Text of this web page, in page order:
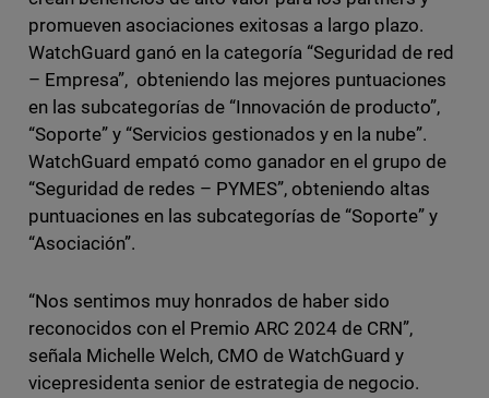
promueven asociaciones exitosas a largo plazo.
WatchGuard ganó en la categoría “Seguridad de red
– Empresa”, obteniendo las mejores puntuaciones
en las subcategorías de “Innovación de producto”,
“Soporte” y “Servicios gestionados y en la nube”.
WatchGuard empató como ganador en el grupo de
“Seguridad de redes – PYMES”, obteniendo altas
puntuaciones en las subcategorías de “Soporte” y
“Asociación”.
“Nos sentimos muy honrados de haber sido
reconocidos con el Premio ARC 2024 de CRN”,
señala Michelle Welch, CMO de WatchGuard y
vicepresidenta senior de estrategia de negocio.